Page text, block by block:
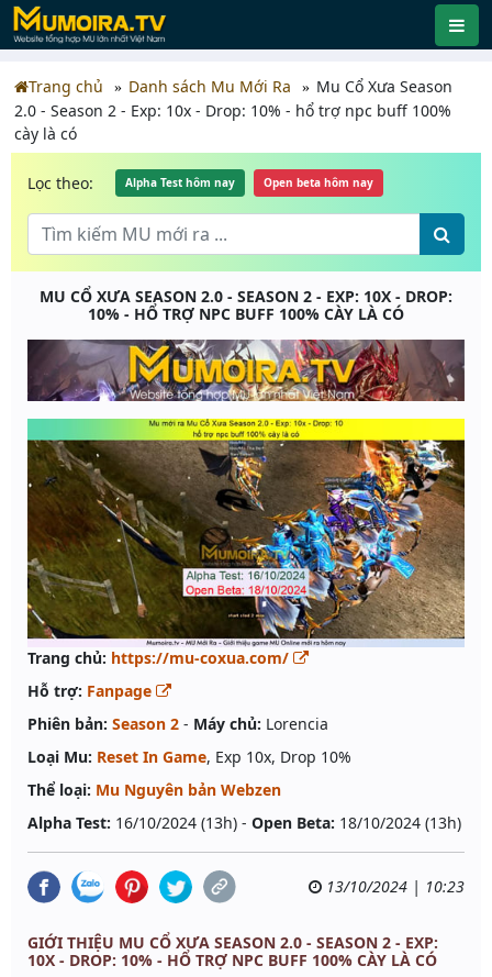
Trang chủ Danh sách Mu Mới Ra
Mu Cổ Xưa Season
2.0 - Season 2 - Exp: 10x - Drop: 10% - hổ trợ npc buff 100%
cày là có
Lọc theo: Alpha Test hôm nay Open beta hôm nay
MU CỔ XƯA SEASON 2.0 - SEASON 2 - EXP: 10X - DROP:
10% - HỔ TRỢ NPC BUFF 100% CÀY LÀ CÓ
Trang chủ: https://mu-coxua.com/
Hỗ trợ: Fanpage
Phiên bản: Season 2 - Máy chủ: Lorencia
Loại Mu: Reset In Game, Exp 10x, Drop 10%
Thể loại: Mu Nguyên bản Webzen
Alpha Test: 16/10/2024 (13h) - Open Beta: 18/10/2024 (13h)
13/10/2024 | 10:23
GIỚI THIỆU MU CỔ XƯA SEASON 2.0 - SEASON 2 - EXP:
10X - DROP: 10% - HỔ TRỢ NPC BUFF 100% CÀY LÀ CÓ